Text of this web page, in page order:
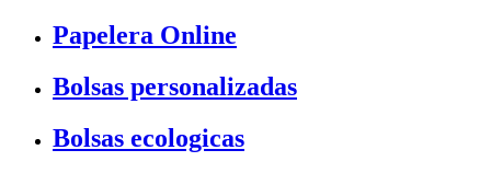
Papelera Online
Bolsas personalizadas
Bolsas ecologicas